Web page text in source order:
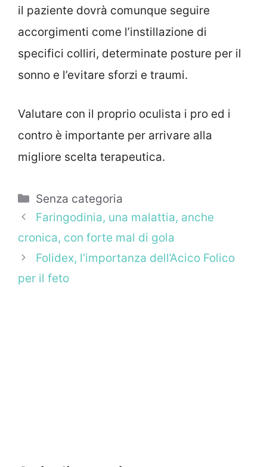
il paziente dovrà comunque seguire
accorgimenti come l’instillazione di
specifici colliri, determinate posture per il
sonno e l’evitare sforzi e traumi.
Valutare con il proprio oculista i pro ed i
contro è importante per arrivare alla
migliore scelta terapeutica.
Categorie
Senza categoria
Faringodinia, una malattia, anche
cronica, con forte mal di gola
Folidex, l’importanza dell’Acico Folico
per il feto